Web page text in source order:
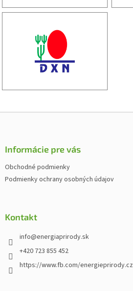
Z
Informácie pre vás
Obchodné podmienky
Podmienky ochrany osobných údajov
Kontakt
info@energiaprirody.sk
+420 723 855 452
https://www.fb.com/energieprirody.cz